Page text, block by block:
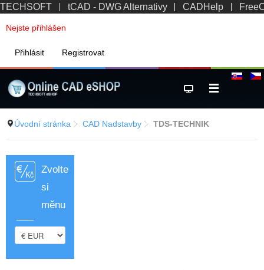
TECHSOFT tCAD - DWG Alternativy CADHelp
Nejste přihlášen
Přihlásit Registrovat
Úvodní stránka CAD Nadstavby TDS-TECHNIK
Zvolte
si
měnu